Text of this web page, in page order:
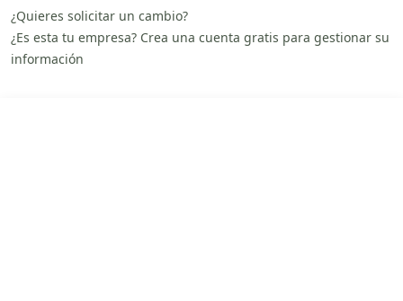
¿Quieres solicitar un cambio?
¿Es esta tu empresa? Crea una cuenta gratis para gestionar su
información